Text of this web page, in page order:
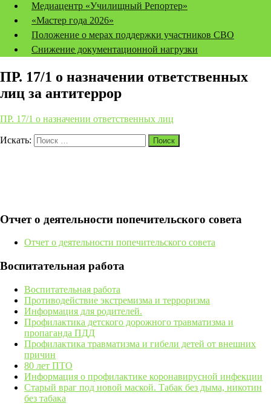
Медиацентр «Училищный Репортер»
«Мастер года 2026»
Положение о мерах поддержки участников СВО
Снижение документационной нагрузки
ПР. 17/1 о назначении ответственных
лиц за антитеррор
ПР. 17/1 о назначении ответственных лиц
Искать: Поиск
Отчет о деятельности попечительского совета
Отчет о деятельности попечительского совета
Воспитательная работа
Воспитательная работа
Противодействие экстремизма и терроризма
Информация для родителей.
Профилактика детского дорожного травматизма и
пропаганда ПДД
Профилактика травматизма и гибели детей от внешних
причин
80 лет ПТО
Информация о профилактике коронавирусной инфекции
Старый враг под новой маской. Табак без дыма, никотин
без табака